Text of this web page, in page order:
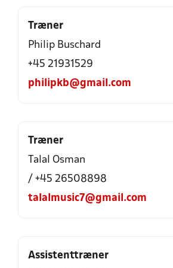
Træner
Philip Buschard
+45 21931529
philipkb@gmail.com
Træner
Talal Osman
/ +45 26508898
talalmusic7@gmail.com
Assistenttræner